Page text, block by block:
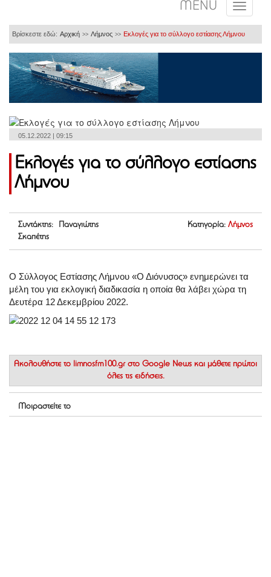
MENU
Βρίσκεστε εδώ: Αρχική >> Λήμνος >> Εκλογές για το σύλλογο εστίασης Λήμνου
05.12.2022 | 09:15
Εκλογές για το σύλλογο εστίασης
Λήμνου
Συντάκτης: Παναγιώτης
Σκαπέτης
Κατηγορία: Λήμνος
Ο Σύλλογος Εστίασης Λήμνου «Ο Διόνυσος» ενημερώνει τα
μέλη του για εκλογική διαδικασία η οποία θα λάβει χώρα τη
Δευτέρα 12 Δεκεμβρίου 2022.
Ακολουθήστε το limnosfm100.gr στο Google News και μάθετε πρώτοι
όλες τις ειδήσεις.
Μοιραστείτε το